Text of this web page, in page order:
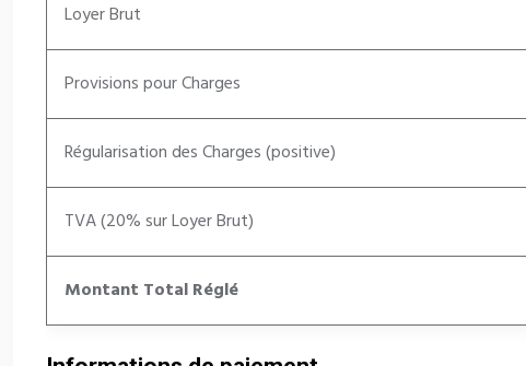
Loyer Brut
Provisions pour Charges
Régularisation des Charges (positive)
TVA (20% sur Loyer Brut)
Montant Total Réglé